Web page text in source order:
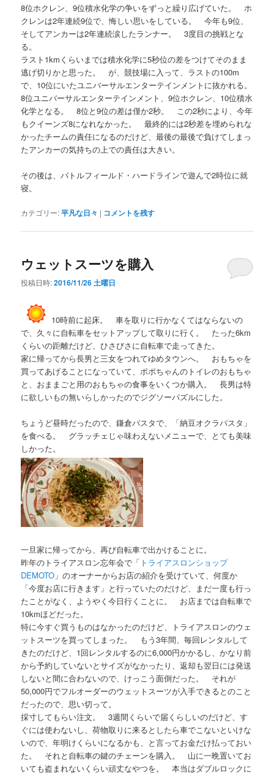
8位ホクレン、9位積水化学の争いをずっと繰り広げていた。 ホ
クレンは2年連続9位で、悔しい思いをしている。 今年も9位、
そしてアンカーは2年連続涙したランナー。 3度目の挑戦とな
る。
ラスト1kmくらいまでは積水化学に5秒位の差をつけてそのまま
逃げ切りかと思った。 が、競技場に入って、ラストの100m
で、10位にいたユニバーサルエンターテインメントに抜かれる。
8位ユニバーサルエンターテインメント、9位ホクレン、10位積水
化学となる。 8位と9位の差は僅か2秒。 この2秒により、今年
もクイーンズ8になれなかった。 最終的には2秒差を埋められな
かったチームの責任になるのだけど、最後の最後で負けてしまっ
たアンカーの気持ちの上での責任は大きい。
その後は、バトルフィールド・ハードラインで遊んで2時位に就
寝。
カテゴリー:平凡な日々 | コメントを残す
ウェットスーツを購入
投稿日時:2016/11/26 土曜日
10時前に起床。 車を取りに行かなくてはならないの
で、久々に自転車をセットアップして取りに行く。 たった6km
くらいの距離だけど、ひさびさに自転車で走ってきた。
家に帰ってから長男と三女をつれてゆめタウンへ。 おもちゃを
買ってあげることになっていて、ポポちゃんのトイレのおもちゃ
と、おままごと用のおもちゃの食事をいくつか購入。 長男は特
に欲しいもの無いらしかったのでジグソーパズルにした。
ちょうど昼時だったので、鎌倉パスタで、「納豆オクラパスタ」
を食べる。 グラッチェじゃ味わえないメニューで、とても美味
しかった。
一旦家に帰ってから、再び自転車で出かけることに。
昨年のトライアスロン忘年会で「 トライアスロンショップ
DEMOTO 」のオーナーからお店の紹介を受けていて、何度か
「今度お店に行きます」と行っていたのだけど、まだ一度も行っ
たことがなく、ようやく今日行くことに。 お店までは自転車で
10kmほどだった。
特に今すぐ買うものはなかったのだけど、トライアスロンのウェ
ットスーツを買ってしまった。 もう3年間、毎回レンタルして
きたのだけど、1回レンタルするのに6,000円かかるし、かなり前
から予約していないとサイズがなかったり、返却も翌日には発送
しないと間に合わないので、けっこう面倒だった。 それが
50,000円でフルオーダーのウェットスーツが入手できるとのこと
だったので、思い切って。
採寸してもらい注文。 3週間くらいで届くらしいのだけど、す
ぐには使わないし、荷物取りに来るとしたら車でこないといけな
いので、年明けくらいになるかも、と言ってお金だけ払っておい
た。 それと自転車の鍵のチェーンを購入。 山に一晩置いてお
いても盗まれないくらい頑丈なやつを。 本当はダブルロックに